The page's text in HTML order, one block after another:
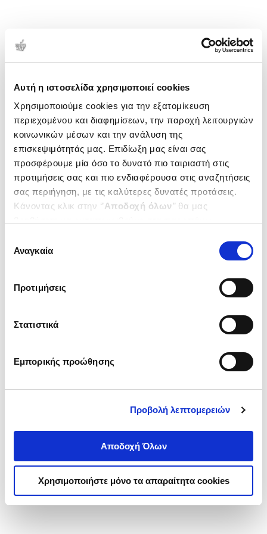
Αυτή η ιστοσελίδα χρησιμοποιεί cookies
Χρησιμοποιούμε cookies για την εξατομίκευση
περιεχομένου και διαφημίσεων, την παροχή λειτουργιών
κοινωνικών μέσων και την ανάλυση της
επισκεψιμότητάς μας. Επιδίωξη μας είναι σας
προσφέρουμε μία όσο το δυνατό πιο ταιριαστή στις
προτιμήσεις σας και πιο ενδιαφέρουσα στις αναζητήσεις
σας περιήγηση, με τις καλύτερες δυνατές προτάσεις.
Κάνοντας κλικ στην ‘’Αποδοχή όλων’’ θα μας
ενδιαφέρουν και να επιλέξετε από τα παρακάτω με την
΄΄και να ενημερωθείτε σχετικά με
συγκατάθεσης
Αναγκαία
Προτιμήσεις
Στατιστικά
Εμπορικής προώθησης
Προβολή λεπτομερειών
Αποδοχή Όλων
Χρησιμοποιήστε μόνο τα απαραίτητα cookies